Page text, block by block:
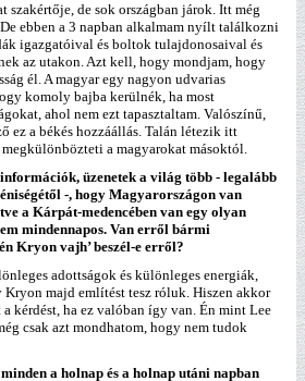
szakértője, de sok országban járok. Itt még
ebben a 3 napban alkalmam nyílt találkozni
igazgatóival és boltok tulajdonosaival és
az utakon. Azt kell, hogy mondjam, hogy
él. A magyar egy nagyon udvarias
komoly bajba kerülnék, ha most
ahol nem ezt tapasztaltam. Valószínű,
ez a békés hozzáállás. Talán létezik itt
a magyarokat másoktól.
üzenetek a világ több - legalább
-, hogy Magyarországon van
a Kárpát-medencében van egy olyan
mindennapos. Van erről bármi
Kryon vajh’ beszél-e erről?
adottságok és különleges energiák,
Kryon majd említést tesz róluk. Hiszen akkor
kérdést, ha ez valóban így van. Én mint Lee
csak azt mondhatom, hogy nem tudok
a holnap és a holnap utáni napban